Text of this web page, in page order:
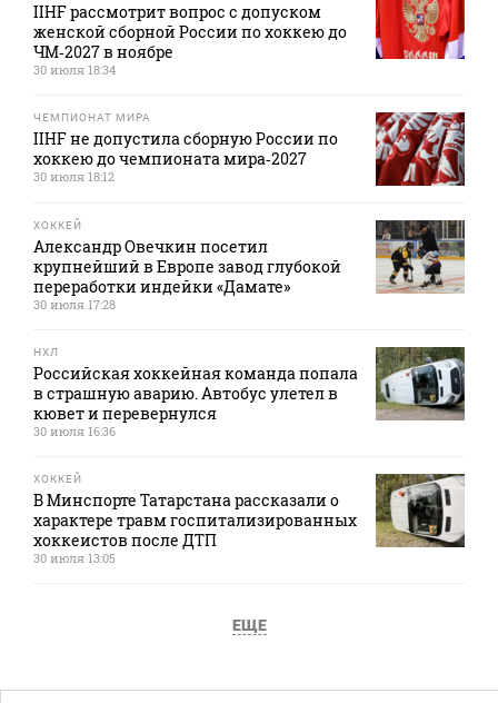
IIHF рассмотрит вопрос с допуском
женской сборной России по хоккею до
ЧМ‑2027 в ноябре
30 июля 18:34
ЧЕМПИОНАТ МИРА
IIHF не допустила сборную России по
хоккею до чемпионата мира‑2027
30 июля 18:12
ХОККЕЙ
Александр Овечкин посетил
крупнейший в Европе завод глубокой
переработки индейки «Дамате»
30 июля 17:28
НХЛ
Российская хоккейная команда попала
в страшную аварию. Автобус улетел в
кювет и перевернулся
30 июля 16:36
ХОККЕЙ
В Минспорте Татарстана рассказали о
характере травм госпитализированных
хоккеистов после ДТП
30 июля 13:05
ЕЩЕ